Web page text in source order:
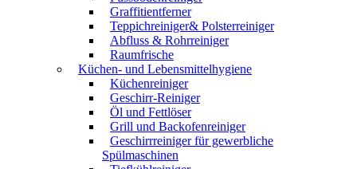
Graffitientferner
Teppichreiniger& Polsterreiniger
Abfluss & Rohrreiniger
Raumfrische
Küchen- und Lebensmittelhygiene
Küchenreiniger
Geschirr-Reiniger
Öl und Fettlöser
Grill und Backofenreiniger
Geschirrreiniger für gewerbliche
Spülmaschinen